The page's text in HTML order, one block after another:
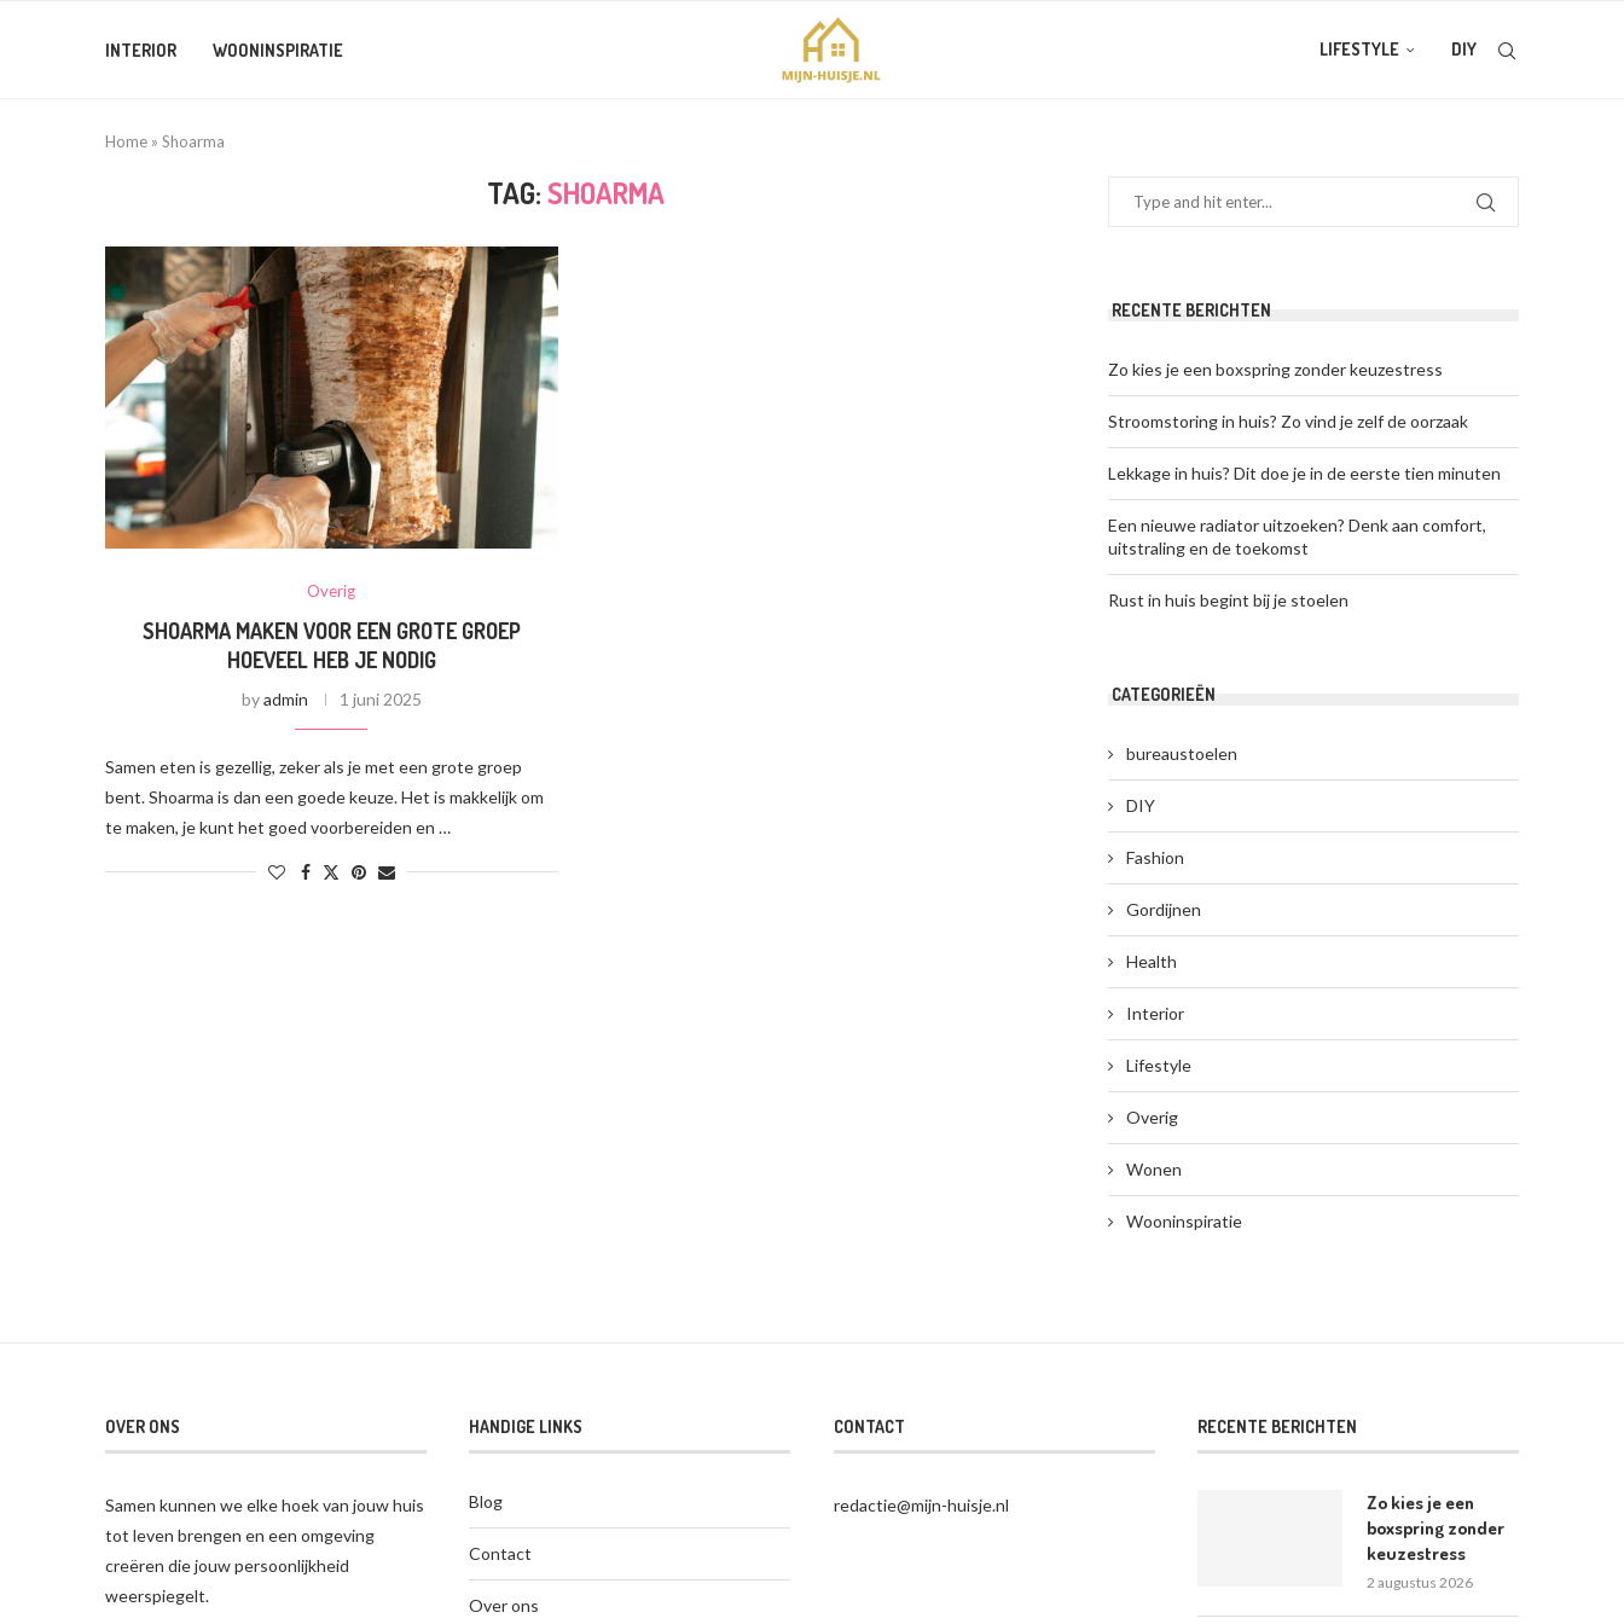
INTERIOR WOONINSPIRATIE LIFESTYLE DIY
Home » Shoarma
TAG:SHOARMA
Overig
SHOARMA MAKEN VOOR EEN GROTE GROEP
HOEVEEL HEB JE NODIG
byadmin 1 juni 2025
Samen eten is gezellig, zeker als je met een grote groep
bent. Shoarma is dan een goede keuze. Het is makkelijk om
te maken, je kunt het goed voorbereiden en …
RECENTE BERICHTEN
Zo kies je een boxspring zonder keuzestress
Stroomstoring in huis? Zo vind je zelf de oorzaak
Lekkage in huis? Dit doe je in de eerste tien minuten
Een nieuwe radiator uitzoeken? Denk aan comfort,
uitstraling en de toekomst
Rust in huis begint bij je stoelen
CATEGORIEËN
bureaustoelen
DIY
Fashion
Gordijnen
Health
Interior
Lifestyle
Overig
Wonen
Wooninspiratie
OVER ONS
Samen kunnen we elke hoek van jouw huis
tot leven brengen en een omgeving
creëren die jouw persoonlijkheid
weerspiegelt.
HANDIGE LINKS
Blog
Contact
Over ons
CONTACT
redactie@mijn-huisje.nl
RECENTE BERICHTEN
Zo kies je een
boxspring zonder
keuzestress
2 augustus 2026